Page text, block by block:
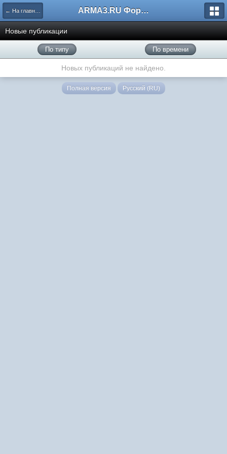
← На главную ARMA3.RU Форум
Новые публикации
По типу По времени
Новых публикаций не найдено.
Полная версия Русский (RU)